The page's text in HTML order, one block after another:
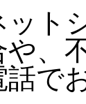
ット
や、
話で